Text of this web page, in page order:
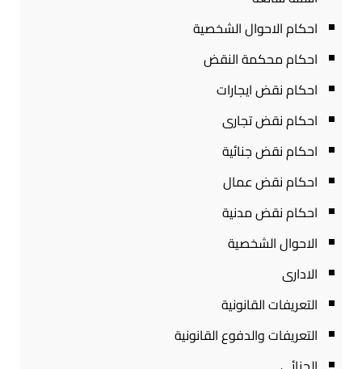
احكام الاحوال الشخصية
احكام محكمة النقض
احكام نقض ايجارات
احكام نقض تجارى
احكام نقض جنائية
احكام نقض عمال
احكام نقض مدنية
الاحوال الشخصية
الادارى
التعريفات القانونية
التعريفات والدفوع القانونية